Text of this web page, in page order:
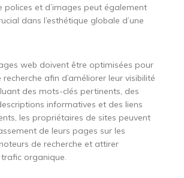
polices et d’images peut également
dans l’esthétique globale d’une
web doivent être optimisées pour
afin d’améliorer leur visibilité
des mots-clés pertinents, des
informatives et des liens
les propriétaires de sites peuvent
de leurs pages sur les
de recherche et attirer
organique.